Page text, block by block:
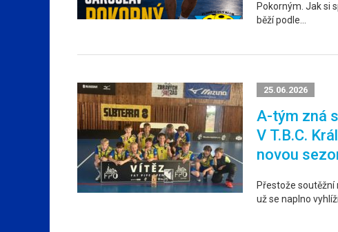
Pokorným. Jak si
běží podle…
25.06.2026
A-tým zná
V T.B.C.
novou
Přestože soutěžní
už se naplno